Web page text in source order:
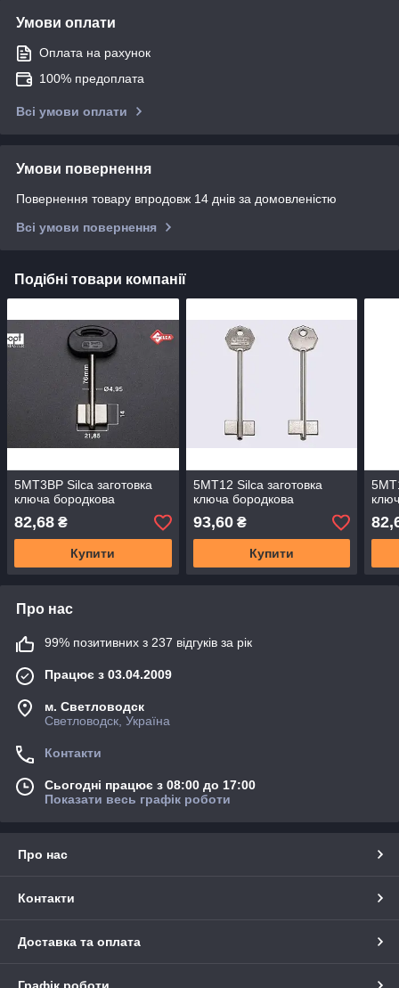
Умови оплати
Оплата на рахунок
100% предоплата
Всі умови оплати
Умови повернення
Повернення товару впродовж 14 днів за домовленістю
Всі умови повернення
Подібні товари компанії
5MT3BP Silca заготовка
ключа бородкова
82,68 ₴
Купити
5MT12 Silca заготовка
ключа бородкова
93,60₴
Купити
Про нас
99% позитивних з 237 відгуків за рік
Працює з 03.04.2009
м. Светловодск
Светловодск, Україна
Контакти
Сьогодні працює з 08:00 до 17:00
Показати весь графік роботи
Про нас
Контакти
Доставка та оплата